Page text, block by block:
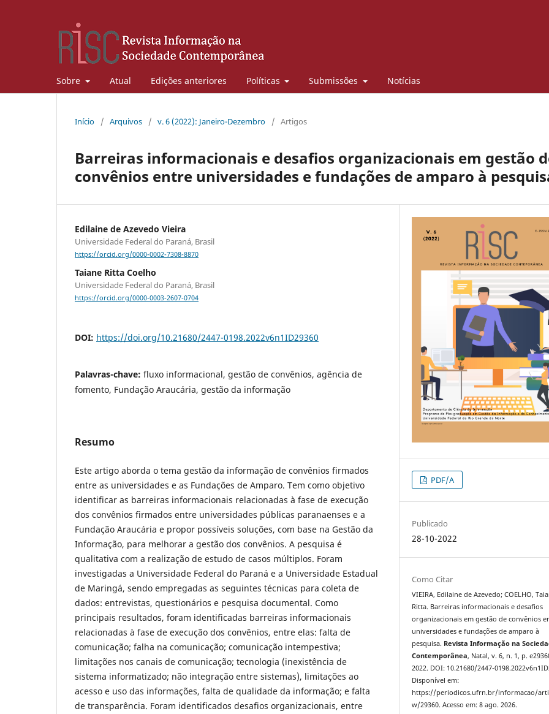
Sobre Atual Edições anteriores Políticas Submissões Notícias
Início / Arquivos / v. 6 (2022): Janeiro-Dezembro / Artigos
Barreiras informacionais e desafios organizacionais em gestão
convênios entre universidades e fundações de amparo à
Edilaine de Azevedo Vieira
Universidade Federal do Paraná, Brasil
https://orcid.org/0000-0002-7308-8870
Taiane Ritta Coelho
Universidade Federal do Paraná, Brasil
https://orcid.org/0000-0003-2607-0704
DOI: https://doi.org/10.21680/2447-0198.2022v6n1ID29360
Palavras-chave: fluxo informacional, gestão de convênios, agência de
fomento, Fundação Araucária, gestão da informação
Resumo
Este artigo aborda o tema gestão da informação de convênios firmados
entre as universidades e as Fundações de Amparo. Tem como objetivo
identificar as barreiras informacionais relacionadas à fase de execução
dos convênios firmados entre universidades públicas paranaenses e a
Fundação Araucária e propor possíveis soluções, com base na Gestão da
Informação, para melhorar a gestão dos convênios. A pesquisa é
qualitativa com a realização de estudo de casos múltiplos. Foram
investigadas a Universidade Federal do Paraná e a Universidade Estadual
de Maringá, sendo empregadas as seguintes técnicas para coleta de
dados: entrevistas, questionários e pesquisa documental. Como
principais resultados, foram identificadas barreiras informacionais
relacionadas à fase de execução dos convênios, entre elas: falta de
comunicação; falha na comunicação; comunicação intempestiva;
limitações nos canais de comunicação; tecnologia (inexistência de
sistema informatizado; não integração entre sistemas), limitações ao
acesso e uso das informações, falta de qualidade da informação; e falta
de transparência. Foram identificados desafios organizacionais, entre
PDF/A
Publicado
28-10-2022
Como Citar
VIEIRA, Edilaine de Azevedo; COELHO,
Ritta. Barreiras informacionais e desafios
organizacionais em gestão de convênios
universidades e fundações de amparo à
pesquisa. Revista Informação na
Contemporânea, Natal, v. 6, n. 1, p.
2022. DOI: 10.21680/2447-
Disponível em:
https://periodicos.ufrn.br/informacao/
w/29360. Acesso em: 8 ago. 2026.